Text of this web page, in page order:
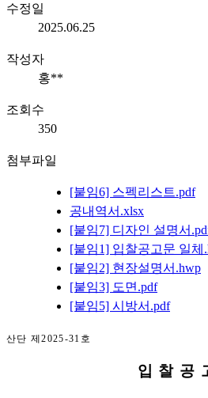
수정일
2025.06.25
작성자
홍**
조회수
350
첨부파일
[붙임6] 스펙리스트.pdf
공내역서.xlsx
[붙임7] 디자인 설명서
[붙임1] 입찰공고문 일체
[붙임2] 현장설명서.hwp
[붙임3] 도면.pdf
[붙임5] 시방서.pdf
산단 제2025-31 호
입 찰 공